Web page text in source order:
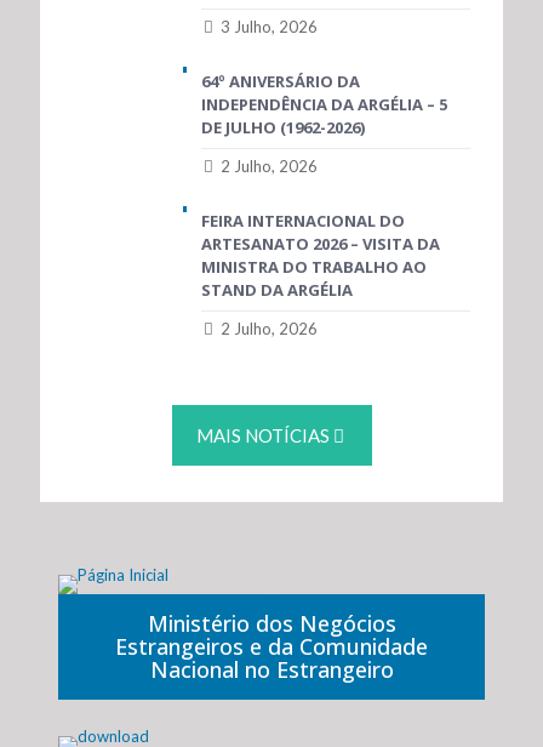
3 Julho, 2026
64º ANIVERSÁRIO DA
INDEPENDÊNCIA DA ARGÉLIA – 5
DE JULHO (1962-2026)
2 Julho, 2026
FEIRA INTERNACIONAL DO
ARTESANATO 2026 – VISITA DA
MINISTRA DO TRABALHO AO
STAND DA ARGÉLIA
2 Julho, 2026
MAIS NOTÍCIAS
Ministério dos Negócios
Estrangeiros e da Comunidade
Nacional no Estrangeiro